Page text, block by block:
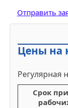
Отправить
Цены на
Регулярная
Срок